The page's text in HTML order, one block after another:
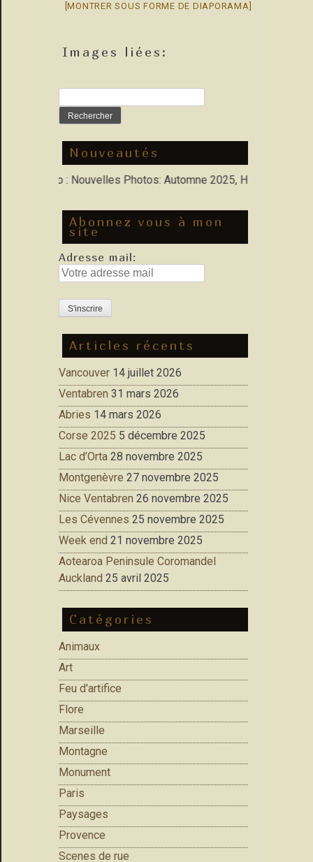
[MONTRER SOUS FORME DE DIAPORAMA]
Images liées:
Nouveautés
Porfolio : Nouvelles Photos: Automne 2025, Hiver 2026
Abonnez vous à mon
site
Adresse mail:
Articles récents
Vancouver 14 juillet 2026
Ventabren 31 mars 2026
Abries 14 mars 2026
Corse 2025 5 décembre 2025
Lac d’Orta 28 novembre 2025
Montgenèvre 27 novembre 2025
Nice Ventabren 26 novembre 2025
Les Cévennes 25 novembre 2025
Week end 21 novembre 2025
Aotearoa Peninsule Coromandel
Auckland 25 avril 2025
Catégories
Animaux
Art
Feu d'artifice
Flore
Marseille
Montagne
Monument
Paris
Paysages
Provence
Scenes de rue